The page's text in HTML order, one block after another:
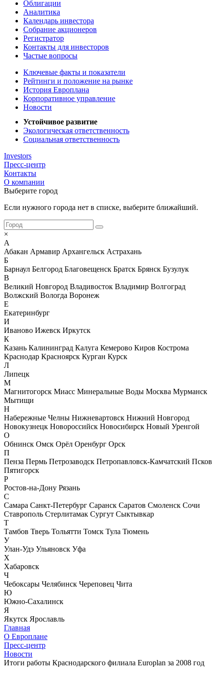
Облигации
Аналитика
Календарь инвестора
Собрание акционеров
Регистратор
Контакты для инвесторов
Частые вопросы
Ключевые факты и показатели
Рейтинги и положение на рынке
История Европлана
Корпоративное управление
Новости
Устойчивое развитие
Экологическая ответственность
Социальная ответственность
Investors
Пресс-центр
Контакты
О компании
Выберите город
Если нужного города нет в списке, выберите ближайший.
×
А
Абакан Армавир Архангельск Астрахань
Б
Барнаул Белгород Благовещенск Братск Брянск Бузулук
В
Великий Новгород Владивосток Владимир Волгоград
Волжский Вологда Воронеж
Е
Екатеринбург
И
Иваново Ижевск Иркутск
К
Казань Калининград Калуга Кемерово Киров Кострома
Краснодар Красноярск Курган Курск
Л
Липецк
М
Магнитогорск Миасс Минеральные Воды Москва Мурманск
Мытищи
Н
Набережные Челны Нижневартовск Нижний Новгород
Новокузнецк Новороссийск Новосибирск Новый Уренгой
О
Обнинск Омск Орёл Оренбург Орск
П
Пенза Пермь Петрозаводск Петропавловск-Камчатский Псков
Пятигорск
Р
Ростов-на-Дону Рязань
С
Самара Санкт-Петербург Саранск Саратов Смоленск Сочи
Ставрополь Стерлитамак Сургут Сыктывкар
Т
Тамбов Тверь Тольятти Томск Тула Тюмень
У
Улан-Удэ Ульяновск Уфа
Х
Хабаровск
Ч
Чебоксары Челябинск Череповец Чита
Ю
Южно-Сахалинск
Я
Якутск Ярославль
Главная
О Европлане
Пресс-центр
Новости
Итоги работы Краснодарского филиала Europlan за 2008 год